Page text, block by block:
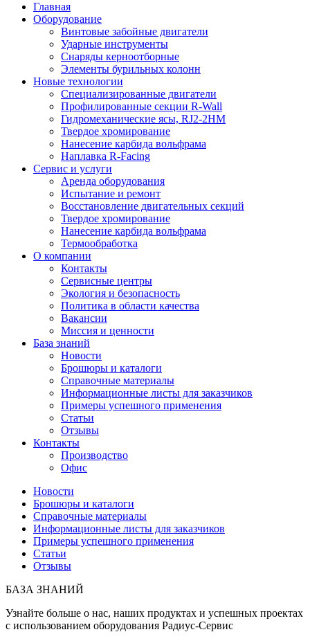
Главная
Оборудование
Винтовые забойные двигатели
Ударные инструменты
Снаряды керноотборные
Элементы бурильных колонн
Новые технологии
Специализированные двигатели
Профилированные секции R-Wall
Гидромеханические ясы, RJ2-2HM
Твердое хромирование
Нанесение карбида вольфрама
Наплавка R-Facing
Сервис и услуги
Аренда оборудования
Испытание и ремонт
Восстановление двигательных секций
Твердое хромирование
Нанесение карбида вольфрама
Термообработка
О компании
Контакты
Сервисные центры
Экология и безопасность
Политика в области качества
Вакансии
Миссия и ценности
База знаний
Новости
Брошюры и каталоги
Справочные материалы
Информационные листы для заказчиков
Примеры успешного применения
Статьи
Отзывы
Контакты
Производство
Офис
Новости
Брошюры и каталоги
Справочные материалы
Информационные листы для заказчиков
Примеры успешного применения
Статьи
Отзывы
БАЗА ЗНАНИЙ
Узнайте больше о нас, наших продуктах и успешных проектах
с использованием оборудования Радиус-Сервис